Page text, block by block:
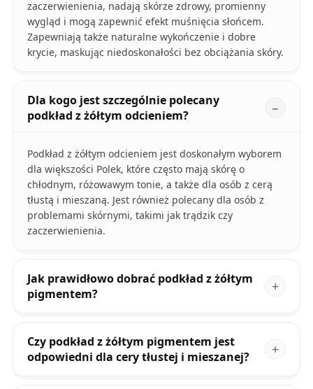
zaczerwienienia, nadają skórze zdrowy, promienny
wygląd i mogą zapewnić efekt muśnięcia słońcem.
Zapewniają także naturalne wykończenie i dobre
krycie, maskując niedoskonałości bez obciążania skóry.
Dla kogo jest szczególnie polecany
podkład z żółtym odcieniem?
Podkład z żółtym odcieniem jest doskonałym wyborem
dla większości Polek, które często mają skórę o
chłodnym, różowawym tonie, a także dla osób z cerą
tłustą i mieszaną. Jest również polecany dla osób z
problemami skórnymi, takimi jak trądzik czy
zaczerwienienia.
Jak prawidłowo dobrać podkład z żółtym
pigmentem?
Czy podkład z żółtym pigmentem jest
odpowiedni dla cery tłustej i mieszanej?